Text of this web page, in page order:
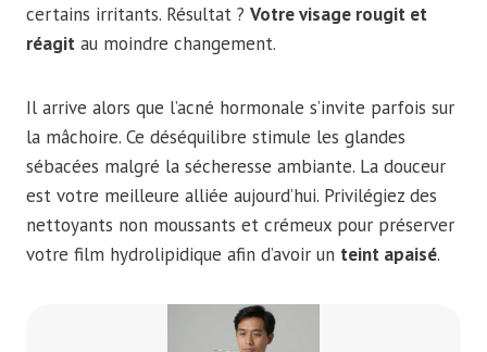
certains irritants. Résultat ? Votre visage rougit et
réagit au moindre changement.
Il arrive alors que l’acné hormonale s’invite parfois sur
la mâchoire. Ce déséquilibre stimule les glandes
sébacées malgré la sécheresse ambiante. La douceur
est votre meilleure alliée aujourd’hui. Privilégiez des
nettoyants non moussants et crémeux pour préserver
votre film hydrolipidique afin d’avoir un teint apaisé.